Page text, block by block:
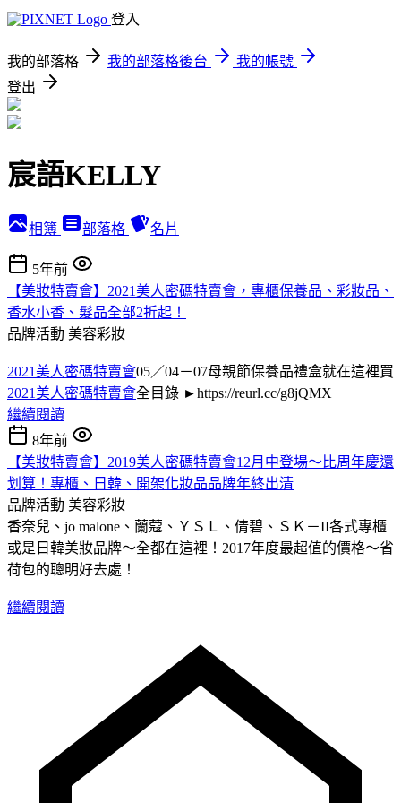
登入
我的部落格 我的部落格後台
我的帳號
登出
宸語KELLY
相簿 部落格 名片
5年前
【美妝特賣會】2021美人密碼特賣會，專櫃保養品、彩妝品、
香水小香、髮品全部2折起！
品牌活動 美容彩妝
2021美人密碼特賣會05／04－07母親節保養品禮盒就在這裡買
2021美人密碼特賣會全目錄 ►https://reurl.cc/g8jQMX
繼續閱讀
8年前
【美妝特賣會】2019美人密碼特賣會12月中登場～比周年慶還
划算！專櫃、日韓、開架化妝品品牌年終出清
品牌活動 美容彩妝
香奈兒、jo malone、蘭蔻、ＹＳＬ、倩碧、ＳＫ－II各式專櫃
或是日韓美妝品牌～全都在這裡！2017年度最超值的價格～省
荷包的聰明好去處！
繼續閱讀